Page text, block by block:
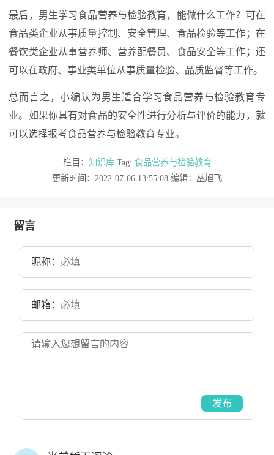
最后，男生学习食品营养与检验教育，能做什么工作？可在
食品类企业从事质量控制、安全管理、食品检验等工作；在
餐饮类企业从事营养师、营养配餐员、食品安全等工作；还
可以在政府、事业类单位从事质量检验、品质监督等工作。
总而言之，小编认为男生适合学习食品营养与检验教育专
业。如果你具有对食品的安全性进行分析与评价的能力，就
可以选择报考食品营养与检验教育专业。
栏目： 知识库Tag: 食品营养与检验教育
更新时间：2022-07-06 13:55:08 编辑：丛旭飞
留言
昵称：
邮箱：
发布